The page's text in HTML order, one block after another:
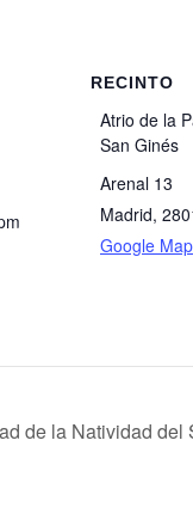
RECINTO
Atrio de la
San Ginés
Arenal 13
Madrid,
Google Map
de la Natividad del